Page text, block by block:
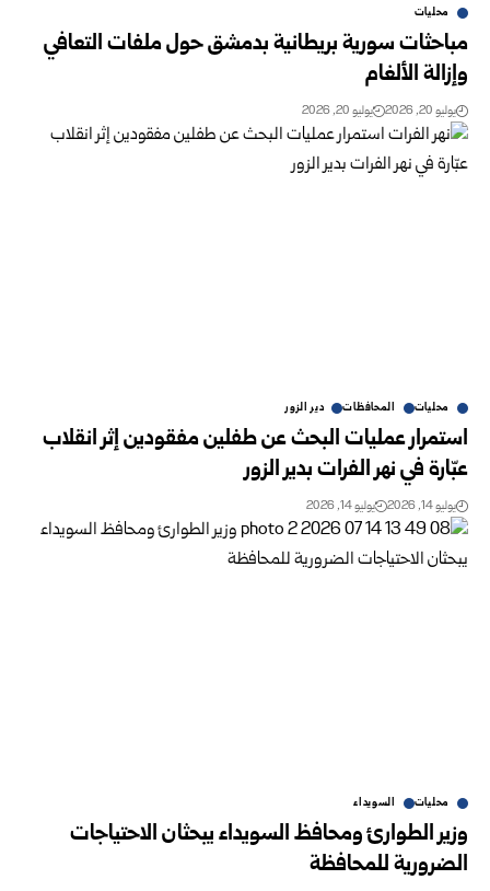
محليات
مباحثات سورية بريطانية بدمشق حول ملفات التعافي
وإزالة الألغام
يوليو 20, 2026 يوليو 20, 2026
محليات المحافظات دير الزور
استمرار عمليات البحث عن طفلين مفقودين إثر انقلاب
‏عبّارة في نهر الفرات بدير الزور
يوليو 14, 2026 يوليو 14, 2026
محليات السويداء
وزير الطوارئ ومحافظ السويداء يبحثان الاحتياجات
الضرورية للمحافظة ‏